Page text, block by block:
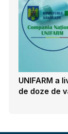
UNIFARM a
de doze de